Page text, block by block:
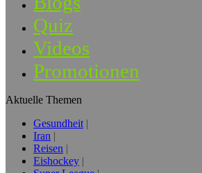
Quiz
Videos
Promotionen
Aktuelle Themen
Gesundheit
Iran
Reisen
Eishockey